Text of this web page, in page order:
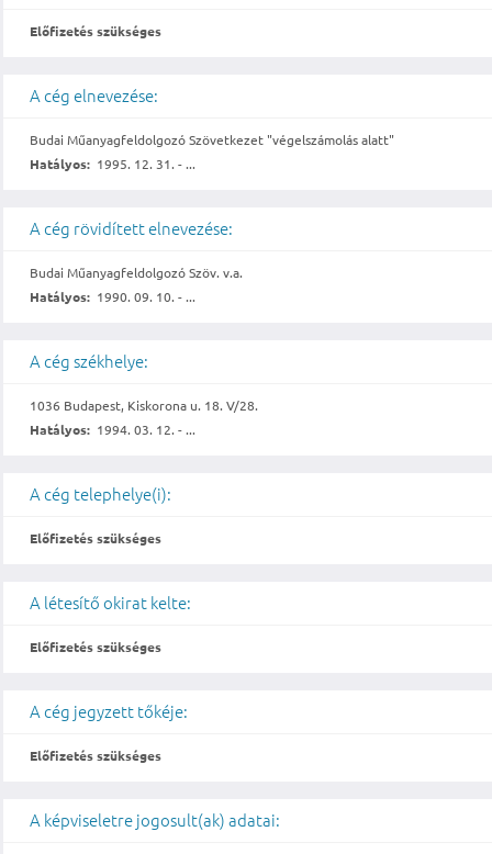
Előfizetés szükséges
A cég elnevezése:
Budai Műanyagfeldolgozó Szövetkezet "végelszámolás alatt"
Hatályos: 1995. 12. 31. - ...
A cég rövidített elnevezése:
Budai Műanyagfeldolgozó Szöv. v.a.
Hatályos: 1990. 09. 10. - ...
A cég székhelye:
1036 Budapest, Kiskorona u. 18. V/28.
Hatályos: 1994. 03. 12. - ...
A cég telephelye(i):
Előfizetés szükséges
A létesítő okirat kelte:
Előfizetés szükséges
A cég jegyzett tőkéje:
Előfizetés szükséges
A képviseletre jogosult(ak) adatai: